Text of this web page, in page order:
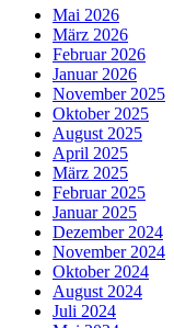
Mai 2026
März 2026
Februar 2026
Januar 2026
November 2025
Oktober 2025
August 2025
April 2025
März 2025
Februar 2025
Januar 2025
Dezember 2024
November 2024
Oktober 2024
August 2024
Juli 2024